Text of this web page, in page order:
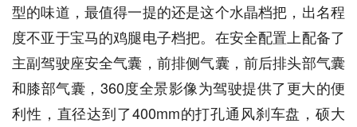
型的味道，最值得一提的还是这个水晶档把，出名程
度不亚于宝马的鸡腿电子档把。在安全配置上配备了
主副驾驶座安全气囊，前排侧气囊，前后排头部气囊
和膝部气囊，360度全景影像为驾驶提供了更大的便
利性，直径达到了400mm的打孔通风刹车盘，硕大